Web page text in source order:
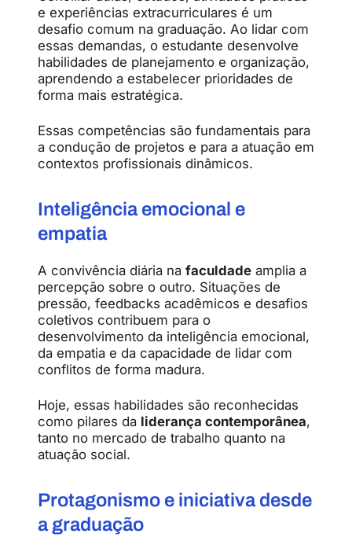
e experiências extracurriculares é um
desafio comum na graduação. Ao lidar com
essas demandas, o estudante desenvolve
habilidades de planejamento e organização,
aprendendo a estabelecer prioridades de
forma mais estratégica.
Essas competências são fundamentais para
a condução de projetos e para a atuação em
contextos profissionais dinâmicos.
Inteligência emocional e
empatia
A convivência diária na faculdade amplia a
percepção sobre o outro. Situações de
pressão, feedbacks acadêmicos e desafios
coletivos contribuem para o
desenvolvimento da inteligência emocional,
da empatia e da capacidade de lidar com
conflitos de forma madura.
Hoje, essas habilidades são reconhecidas
como pilares da liderança contemporânea,
tanto no mercado de trabalho quanto na
atuação social.
Protagonismo e iniciativa desde
a graduação